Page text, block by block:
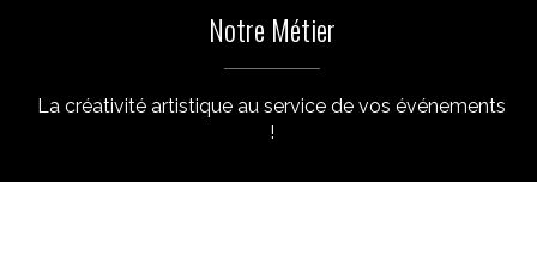
Notre Métier
La créativité artistique au service de vos événements
!